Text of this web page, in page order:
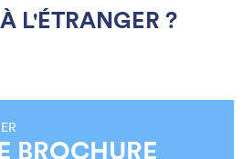
L'ÉTRANGER ?
BROCHURE